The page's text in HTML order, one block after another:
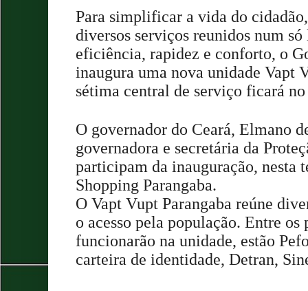
Para simplificar a vida do
diversos serviços reunidos num
eficiência, rapidez e conforto, o
inaugura uma nova unidade Vapt
sétima central de serviço ficará
O governador do Ceará, Elmano
governadora e secretária da
participam da inauguração, nesta
Shopping Parangaba.
O Vapt Vupt Parangaba reúne
o acesso pela população. Entre os
funcionarão na unidade, estão
carteira de identidade, Detran,